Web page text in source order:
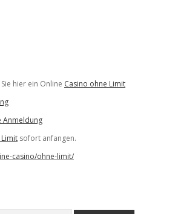
hier ein Online Casino ohne Limit
Anmeldung
sofort anfangen.
casino/ohne-limit/